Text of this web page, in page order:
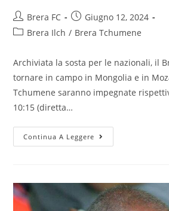
Brera FC
Giugno 12, 2024
Brera Ilch / Brera Tchumene
Archiviata la sosta per le nazionali, il
tornare in campo in Mongolia e in
Tchumene saranno impegnate
10:15 (diretta…
Continua A Leggere